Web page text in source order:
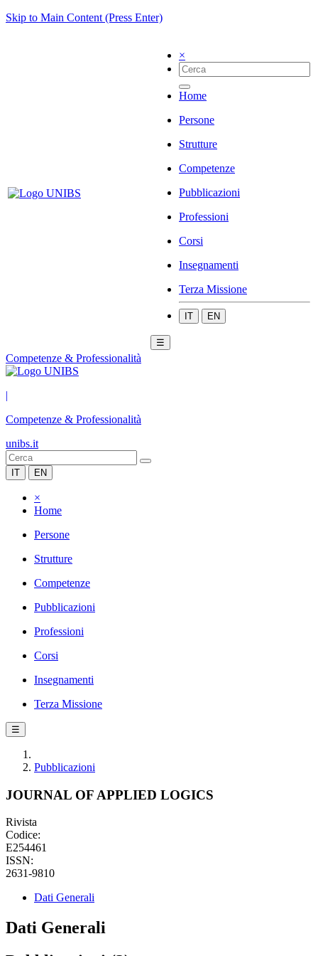
Skip to Main Content (Press Enter)
×
Home
Persone
Strutture
Competenze
Pubblicazioni
Professioni
Corsi
Insegnamenti
Terza Missione
IT EN
☰
Competenze & Professionalità
|
Competenze & Professionalità
unibs.it
IT EN
×
Home
Persone
Strutture
Competenze
Pubblicazioni
Professioni
Corsi
Insegnamenti
Terza Missione
☰
Pubblicazioni
JOURNAL OF APPLIED LOGICS
Rivista
Codice:
E254461
ISSN:
2631-9810
Dati Generali
Dati Generali